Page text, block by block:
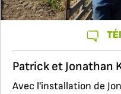
Patrick et Jonathan
Avec l'installation de